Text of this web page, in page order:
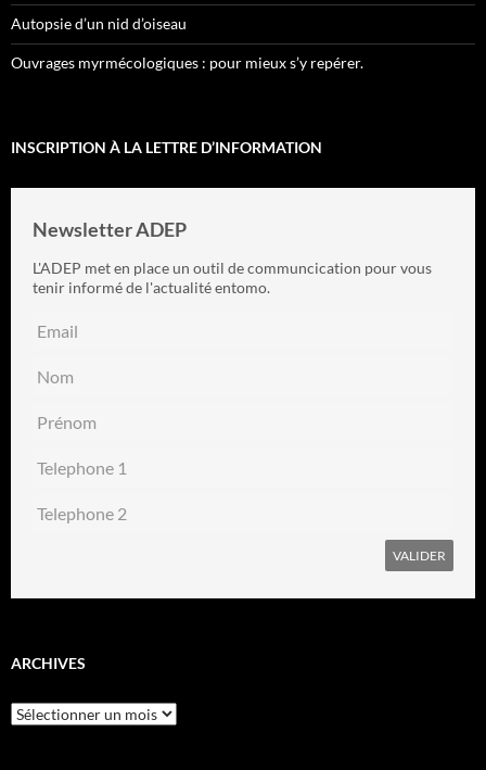
Autopsie d’un nid d’oiseau
Ouvrages myrmécologiques : pour mieux s’y repérer.
INSCRIPTION À LA LETTRE D’INFORMATION
Newsletter ADEP
L'ADEP met en place un outil de communcication pour vous
tenir informé de l'actualité entomo.
ARCHIVES
Archives